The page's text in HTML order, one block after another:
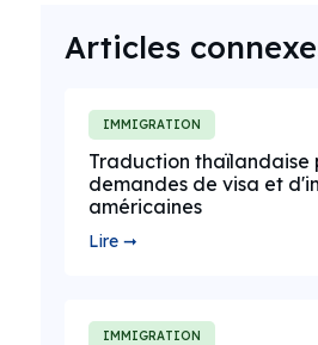
Articles
IMMIGRATION
Traduction thaïlandaise
demandes de visa et
américaines
Lire ➞
IMMIGRATION